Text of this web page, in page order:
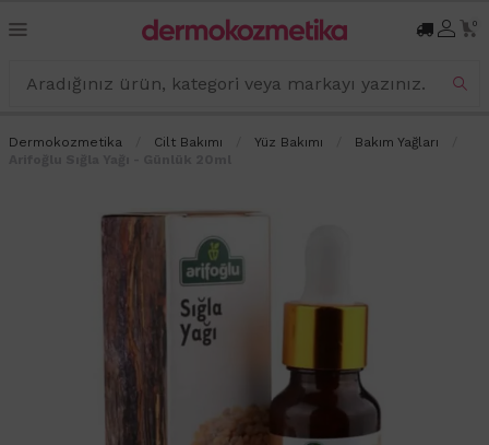
0
Dermokozmetika Cilt Bakımı Yüz Bakımı
Bakım Yağları